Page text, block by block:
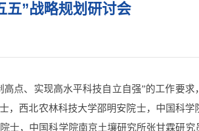
五”战略规划研讨会
点、实现高水平科技自立自强”的工作要求，
， 西北农林科技大学邵明安院士，中国科
士，中 国科学院南京土壤研究所张甘霖研